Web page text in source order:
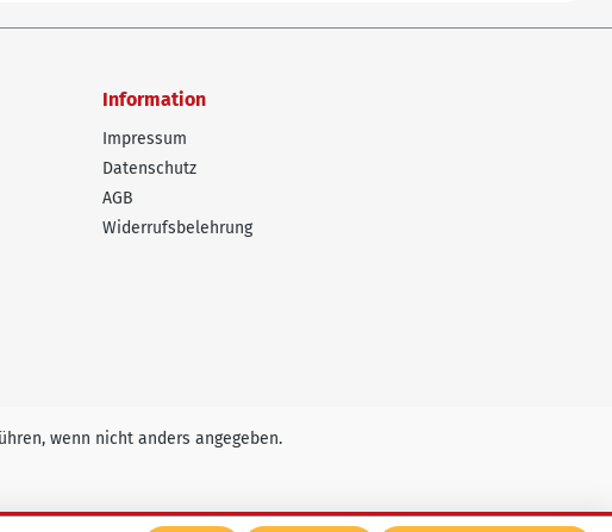
Information
Impressum
Datenschutz
AGB
Widerrufsbelehrung
wenn nicht anders angegeben.